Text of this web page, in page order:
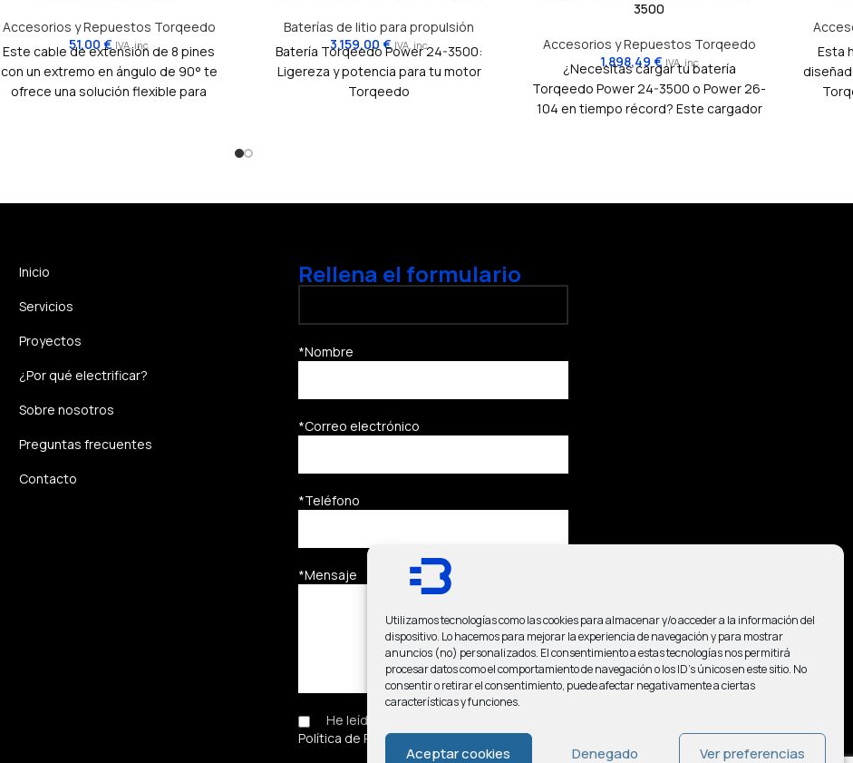
Utilizamos tecnologías como las cookies para almacenar y/o acceder a la información del
dispositivo. Lo hacemos para mejorar la experiencia de navegación y para mostrar
anuncios (no) personalizados. El consentimiento a estas tecnologías nos permitirá
procesar datos como el comportamiento de navegación o los ID's únicos en este sitio. No
consentir o retirar el consentimiento, puede afectar negativamente a ciertas
características y funciones.
Aceptar cookies Denegado Ver preferencias
Accesorios y Repuestos Torqeedo
51,00 € IVA. inc
Este cable de extensión de 8 pines
con un extremo en ángulo de 90° te
ofrece una solución flexible para
Baterías de litio para propulsión
3.159,00 € IVA. inc
Batería Torqeedo Power 24-3500:
Ligereza y potencia para tu motor
Torqeedo
3500
Accesorios y Repuestos Torqeedo
1.898,49 € IVA. inc
¿Necesitas cargar tu batería
Torqeedo Power 24-3500 o Power 26-
104 en tiempo récord? Este cargador
Esta
Inicio
Servicios
Proyectos
¿Por qué electrificar?
Sobre nosotros
Preguntas frecuentes
Contacto
Rellena el formulario
*Nombre
*Correo electrónico
*Teléfono
*Mensaje
He leído y acepto el
Política de Privacidad.